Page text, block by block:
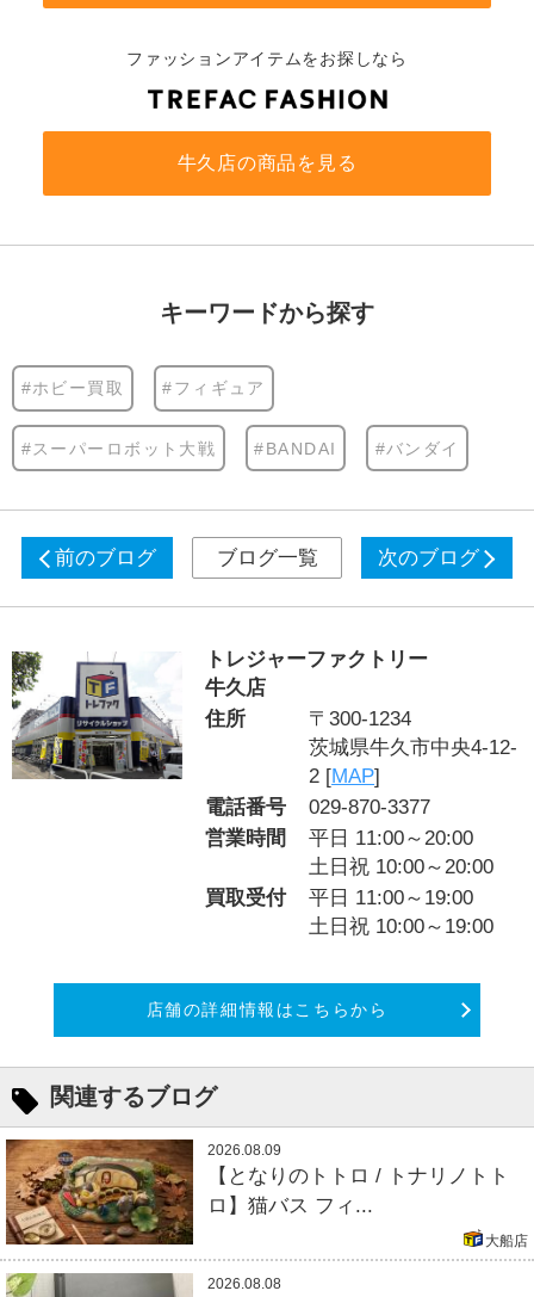
ファッションアイテムをお探しなら
牛久店の商品を見る
キーワードから探す
#ホビー買取 #フィギュア
#スーパーロボット大戦 #BANDAI #バンダイ
前のブログ ブログ一覧 次のブログ
トレジャーファクトリー
牛久店
住所
〒300-1234
茨城県牛久市中央4-12-
2 [MAP]
電話番号
029-870-3377
営業時間
平日 11:00～20:00
土日祝 10:00～20:00
買取受付
平日 11:00～19:00
土日祝 10:00～19:00
店舗の詳細情報はこちらから
関連するブログ
2026.08.09
【となりのトトロ / トナリノトト
ロ】猫バス フィ...
大船店
2026.08.08